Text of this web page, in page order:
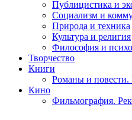
Публицистика и
Социализм и
Природа и техника
Культура и религия
Философия и
Творчество
Книги
Романы и повести.
Кино
Фильмография.